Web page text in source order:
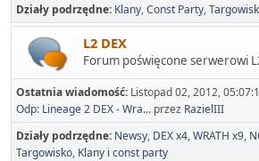
Działy podrzędne Klany Const Party
L2 DEX
Forum poświęcone serwerowi
Ostatnia wiadomość: Listopad 02, 2012,
Odp: Lineage 2 DEX - Wra... przez RazielIII
Działy podrzędne Newsy DEX x4 WRATH x9
Targowisko Klany i const party